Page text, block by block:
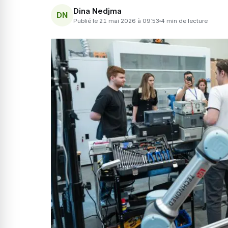
DN Dina Nedjma
Publié le 21 mai 2026 à 09:53 4 min de lecture